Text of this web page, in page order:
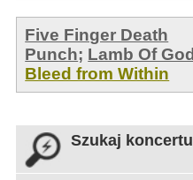
Five Finger Death
Punch; Lamb Of God
Bleed from Within
Szukaj koncertu